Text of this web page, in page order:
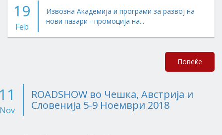
19
Feb
Извозна Академија и програми за развој на
нови пазари - промоција на...
Повеќе
ROADSHOW во Чешка, Австрија и
Словенија 5-9 Ноември 2018